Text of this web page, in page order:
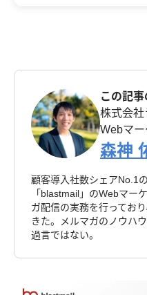
この記
株式会社
Webマ
森神
顧客導入社数シェアNo.1
「blastmail」のWebマー
ガ配信の実務を行ってお
きた。メルマガのノウハ
過言ではない。